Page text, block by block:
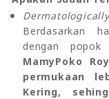
Berdasarkan
dengan
MamyPoko
permukaan
Kering,